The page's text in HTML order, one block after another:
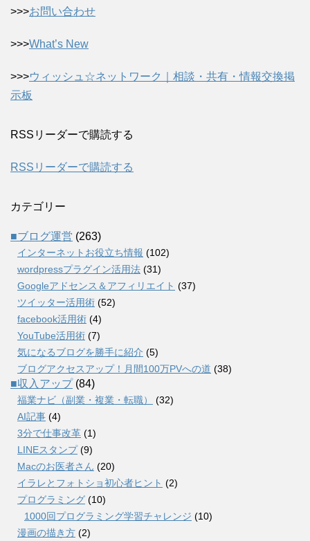
>>>お問い合わせ
>>>What’s New
>>>ウィッシュ☆ネットワーク｜相談・共有・情報交換掲
示板
RSSリーダーで購読する
RSSリーダーで購読する
カテゴリー
■ブログ運営 (263)
インターネットお役立ち情報 (102)
wordpressプラグイン活用法 (31)
Googleアドセンス＆アフィリエイト (37)
ツイッター活用術 (52)
facebook活用術 (4)
YouTube活用術 (7)
気になるブログを勝手に紹介 (5)
ブログアクセスアップ！月間100万PVへの道 (38)
■収入アップ(84)
福業ナビ（副業・複業・転職）
(32)
AI記事 (4)
3分で仕事改革 (1)
LINEスタンプ(9)
Macのお医者さん (20)
イラレとフォトショ初心者ヒント (2)
プログラミング (10)
1000回プログラミング学習チャレンジ (10)
漫画の描き方 (2)